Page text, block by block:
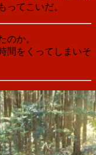
ってこいだ。
のか。
間をくってしまいそ